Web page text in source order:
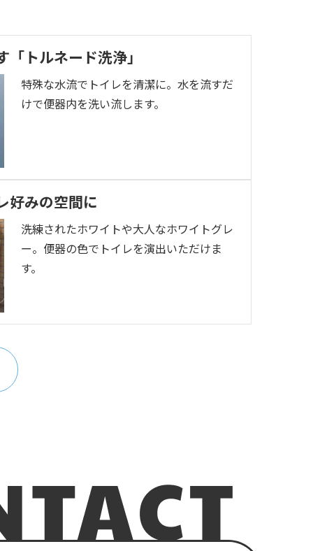
「トルネード洗浄」
特殊な水流でトイレを清潔に。水を流すだ
けで便器内を洗い流します。
好みの空間に
洗練されたホワイトや大人なホワイトグレ
ー。便器の色でトイレを演出いただけま
す。